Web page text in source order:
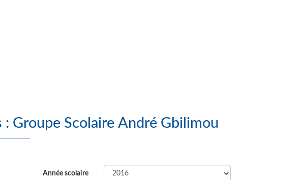
Liste des Elèves : Groupe Scolaire André Gbilimou
Année scolaire